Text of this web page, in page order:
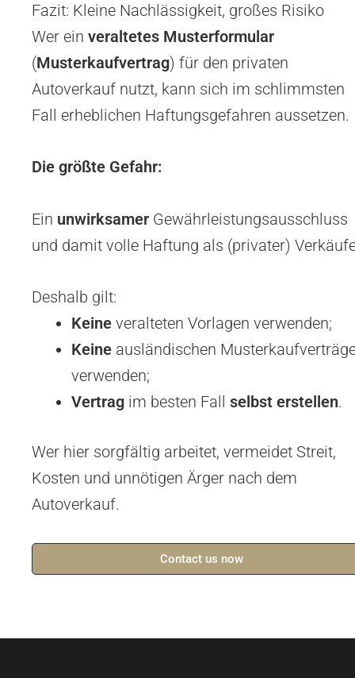
Fazit: Kleine Nachlässigkeit, großes Risiko
Wer ein veraltetes Musterformular
(Musterkaufvertrag) für den privaten
Autoverkauf nutzt, kann sich im schlimmsten
Fall erheblichen Haftungsgefahren aussetzen.
Die größte Gefahr:
Ein unwirksamer Gewährleistungsausschluss
und damit volle Haftung als (privater)
Deshalb gilt:
Keine veralteten Vorlagen verwenden;
Keine ausländischen
verwenden;
Vertrag im besten Fall selbst erstellen.
Wer hier sorgfältig arbeitet, vermeidet Streit,
Kosten und unnötigen Ärger nach dem
Autoverkauf.
Contact us now